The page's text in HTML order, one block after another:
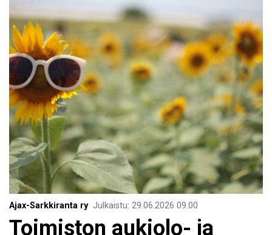
Ajax-Sarkkiranta ry Julkaistu: 29.06.2026 09.00
Toimiston aukiolo- ja